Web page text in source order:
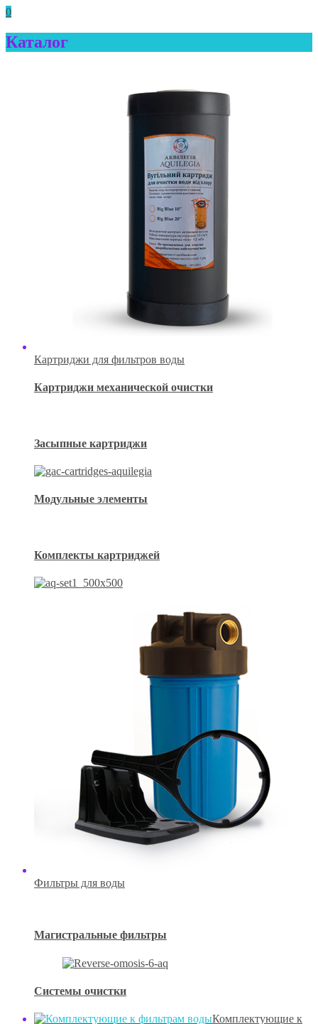
0
Каталог
Картриджи для фильтров воды
Картриджи механической очистки
Засыпные картриджи
Модульные элементы
Комплекты картриджей
Фильтры для воды
Магистральные фильтры
Системы очистки
Комплектующие к